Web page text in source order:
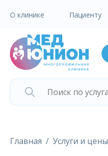
О клинике Пациенту
Главная Услуги и цены